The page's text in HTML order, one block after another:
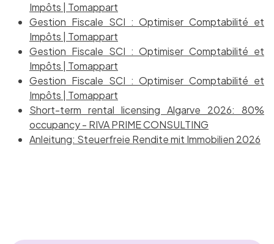
Impôts | Tomappart
Gestion Fiscale SCI : Optimiser Comptabilité et
Impôts | Tomappart
Gestion Fiscale SCI : Optimiser Comptabilité et
Impôts | Tomappart
Gestion Fiscale SCI : Optimiser Comptabilité et
Impôts | Tomappart
Short-term rental licensing Algarve 2026: 80%
occupancy - RIVA PRIME CONSULTING
Anleitung: Steuerfreie Rendite mit Immobilien 2026